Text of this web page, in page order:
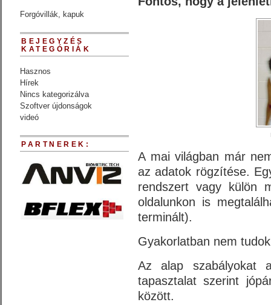
Forgóvillák, kapuk
BEJEGYZÉS
KATEGÓRIÁK
Hasznos
Hírek
Nincs kategorizálva
Szoftver újdonságok
videó
PARTNEREK:
A mai világban már
az adatok rögzítése.
rendszert vagy külön
oldalunkon is
terminált).
Gyakorlatban nem
Az alap szabályokat
tapasztalat szerint
között.